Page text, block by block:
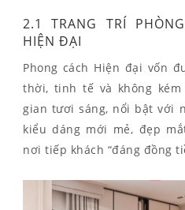
2.1 TRANG TRÍ
HIỆN ĐẠI
Phong cách Hiện đại vốn
thời, tinh tế và không
gian tươi sáng, nổi bật với
kiểu dáng mới mẻ, đẹp
nơi tiếp khách “đáng đồng